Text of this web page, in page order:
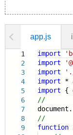
app.js
1
2
3
4
5
6
7
8
9
import
import
import
import *
import {
//
//
function